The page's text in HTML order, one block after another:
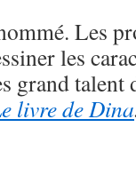
Les
les
grand
livre de Dina